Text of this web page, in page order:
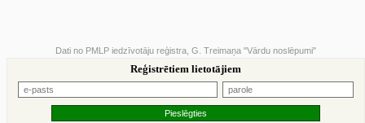
Dati no PMLP iedzīvotāju reģistra, G. Treimaņa "Vārdu noslēpumi"
Reģistrētiem lietotājiem